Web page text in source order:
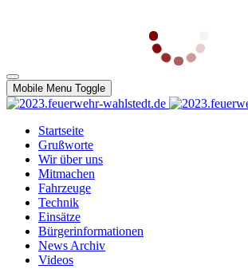
Mobile Menu Toggle
Startseite
Grußworte
Wir über uns
Mitmachen
Fahrzeuge
Technik
Einsätze
Bürgerinformationen
News Archiv
Videos